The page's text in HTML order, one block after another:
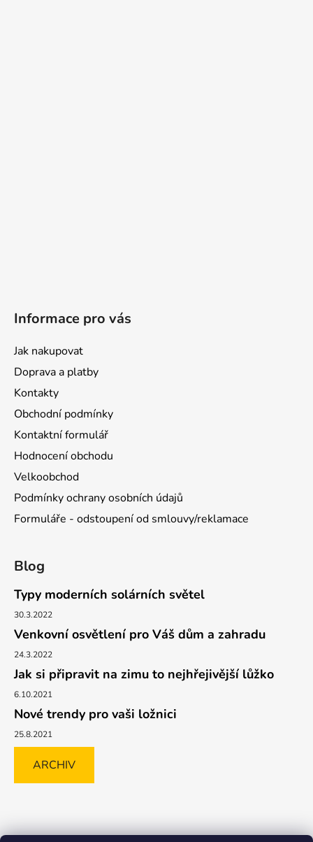
Informace pro vás
Jak nakupovat
Doprava a platby
Kontakty
Obchodní podmínky
Kontaktní formulář
Hodnocení obchodu
Velkoobchod
Podmínky ochrany osobních údajů
Formuláře - odstoupení od smlouvy/reklamace
Blog
Typy moderních solárních světel
30.3.2022
Venkovní osvětlení pro Váš dům a zahradu
24.3.2022
Jak si připravit na zimu to nejhřejivější lůžko
6.10.2021
Nové trendy pro vaši ložnici
25.8.2021
ARCHIV